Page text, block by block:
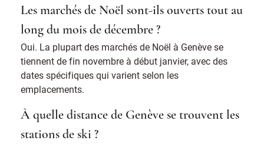
Les marchés de Noël sont-ils ouverts tout au
long du mois de décembre ?
Oui. La plupart des marchés de Noël à Genève se
tiennent de fin novembre à début janvier, avec des
dates spécifiques qui varient selon les
emplacements.
À quelle distance de Genève se trouvent les
stations de ski ?